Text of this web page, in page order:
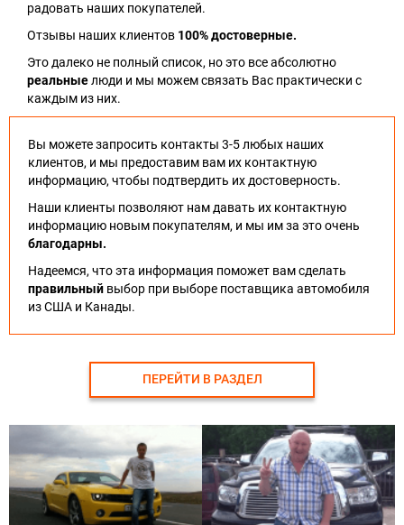
радовать наших покупателей.
Отзывы наших клиентов 100% достоверные.
Это далеко не полный список, но это все абсолютно
реальныелюди и мы можем связать Вас практически с
каждым из них.
Вы можете запросить контакты 3-5 любых наших
клиентов, и мы предоставим вам их контактную
информацию, чтобы подтвердить их достоверность.
Наши клиенты позволяют нам давать их контактную
информацию новым покупателям, и мы им за это очень
благодарны.
Надеемся, что эта информация поможет вам сделать
правильный выбор при выборе поставщика автомобиля
из США и Канады.
ПЕРЕЙТИ В РАЗДЕЛ